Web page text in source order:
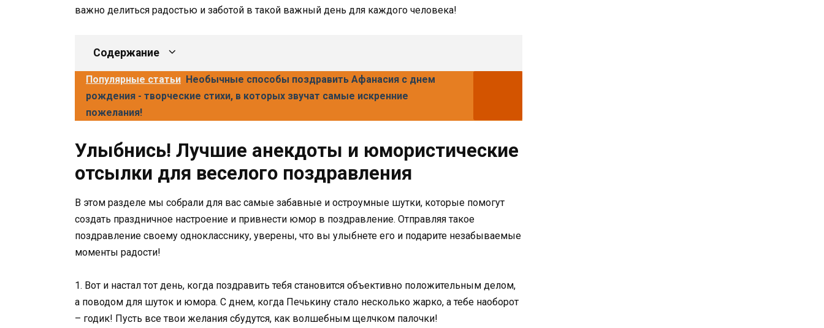
важно делиться радостью и заботой в такой важный день для каждого человека!
Содержание
Популярные статьи Необычные способы поздравить Афанасия с днем
рождения - творческие стихи, в которых звучат самые искренние
пожелания!
Улыбнись! Лучшие анекдоты и юмористические
отсылки для веселого поздравления
В этом разделе мы собрали для вас самые забавные и остроумные шутки, которые помогут
создать праздничное настроение и привнести юмор в поздравление. Отправляя такое
поздравление своему однокласснику, уверены, что вы улыбнете его и подарите незабываемые
моменты радости!
1. Вот и настал тот день, когда поздравить тебя становится объективно положительным делом,
а поводом для шуток и юмора. С днем, когда Печькину стало несколько жарко, а тебе наоборот
– годик! Пусть все твои желания сбудутся, как волшебным щелчком палочки!